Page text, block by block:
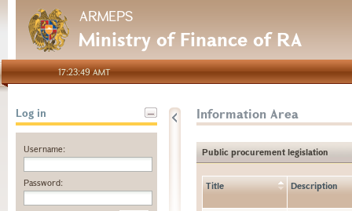
ARMEPS
Ministry of Finance of RA
17:23:49 AMT
Log in
Username:
Password:
Information Area
Public procurement legislation
Title Description